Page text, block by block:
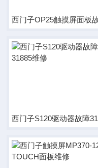
西门子OP25触摸屏面板
西门子S120驱动器故障